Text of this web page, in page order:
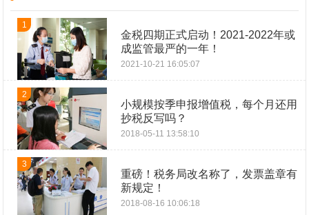
1
金税四期正式启动！2021-2022年或
成监管最严的一年！
2021-10-21 16:05:07
2
小规模按季申报增值税，每个月还用
抄税反写吗？
2018-05-11 13:58:10
3
重磅！税务局改名称了，发票盖章有
新规定！
2018-08-16 10:06:18